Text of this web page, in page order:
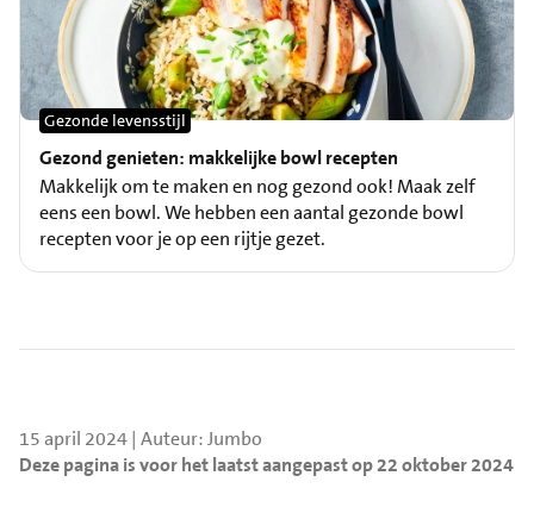
Gezond genieten: makkelijke bowl recepten
Gezonde levensstijl
Makkelijk om te maken en nog gezond ook! Maak zelf
eens een bowl. We hebben een aantal gezonde bowl
recepten voor je op een rijtje gezet.
15 april 2024 | Auteur: Jumbo
Deze pagina is voor het laatst aangepast op 22 oktober 2024